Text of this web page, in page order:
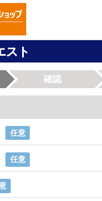
スト
確認
任意
任意